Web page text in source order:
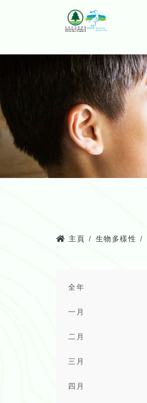
主頁 生物多樣性
全年
一月
二月
三月
四月